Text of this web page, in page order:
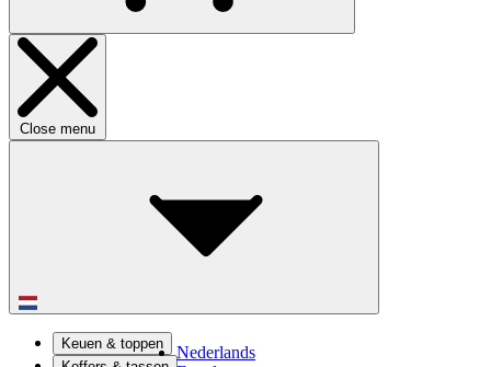
Close menu
Nederlands
Keuen & toppen